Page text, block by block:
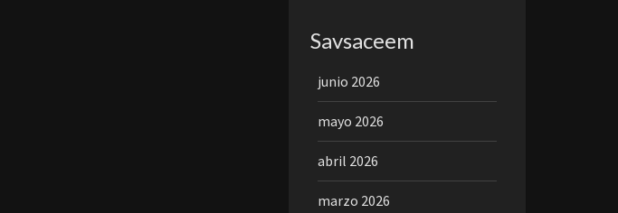
Savsaceem
junio 2026
mayo 2026
abril 2026
marzo 2026